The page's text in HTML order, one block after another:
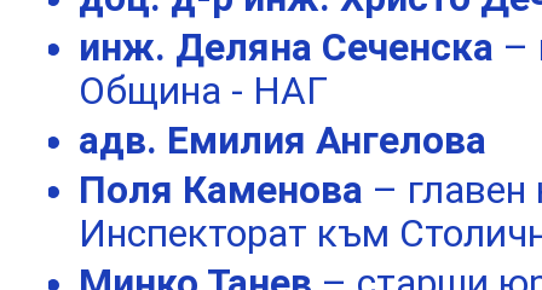
инж. Деляна Сеченска –
Община - НАГ
адв. Емилия Ангелова
Поля Каменова – главен
Инспекторат към